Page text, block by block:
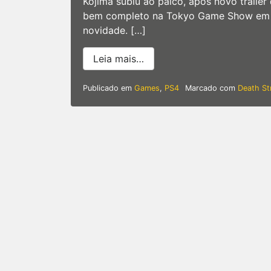
bem completo na Tokyo Game Show
novidade. […]
Leia mais… from Gamescom 2019 |
Publicado em Games, PS4 Marcado com Death